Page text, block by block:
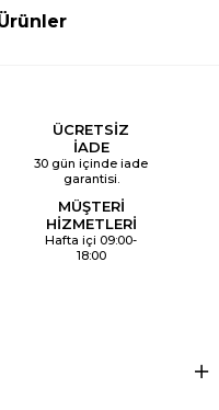
ÜCRETSİZ
İADE
30 gün içinde iade
garantisi.
MÜŞTERİ
HİZMETLERİ
Hafta içi 09:00-
18:00